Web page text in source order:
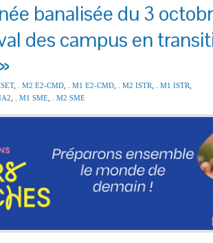
banalisée du 3
des campus en
, . M2 E2-CMD . M1 E2-CMD . M2 ISTR . M1 ISTR
. M1 SME . M2 SME